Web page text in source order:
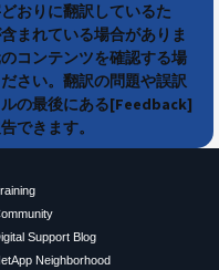
おりに翻訳しているた
まれている場合がありま
コンテンツを確認する場
さい。翻訳の問題や誤訳
の最後にある[Feedback]
できます。
Support Blog
Neighborhood